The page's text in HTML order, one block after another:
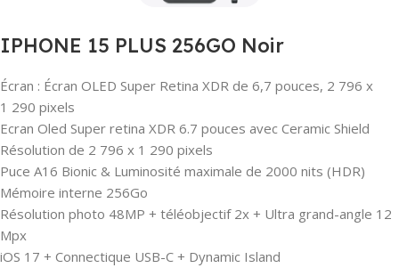
IPHONE 15 PLUS 256GO Noir
Écran : Écran OLED Super Retina XDR de 6,7 pouces, 2 796 x
1 290 pixels
Ecran Oled Super retina XDR 6.7 pouces avec Ceramic Shield
Résolution de 2 796 x 1 290 pixels
Puce A16 Bionic & Luminosité maximale de 2000 nits (HDR)
Mémoire interne 256Go
Résolution photo 48MP + téléobjectif 2x + Ultra grand-angle 12
Mpx
iOS 17 + Connectique USB-C + Dynamic Island